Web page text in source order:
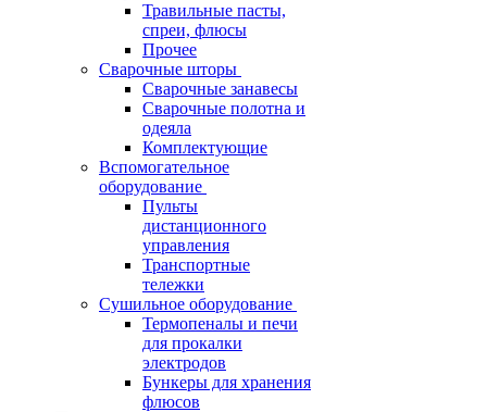
Травильные пасты,
спреи, флюсы
Прочее
Сварочные шторы
Сварочные занавесы
Сварочные полотна и
одеяла
Комплектующие
Вспомогательное
оборудование
Пульты
дистанционного
управления
Транспортные
тележки
Сушильное оборудование
Термопеналы и печи
для прокалки
электродов
Бункеры для хранения
флюсов